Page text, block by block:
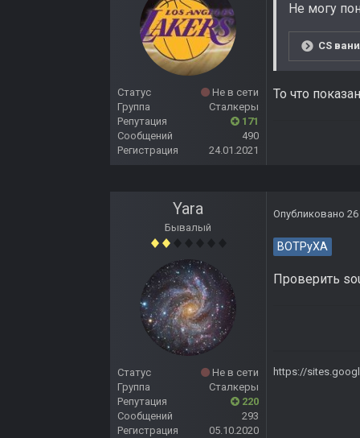
Статус
Не в сети
Группа
Сталкеры
Репутация
171
Сообщений
490
Регистрация
24.01.2021
Не могу
CS
То что
Yara
Бывалый
Статус
Не в сети
Группа
Сталкеры
Репутация
220
Сообщений
293
Регистрация
05.10.2020
Опубликовано
BOTPyXA
Проверить
https://